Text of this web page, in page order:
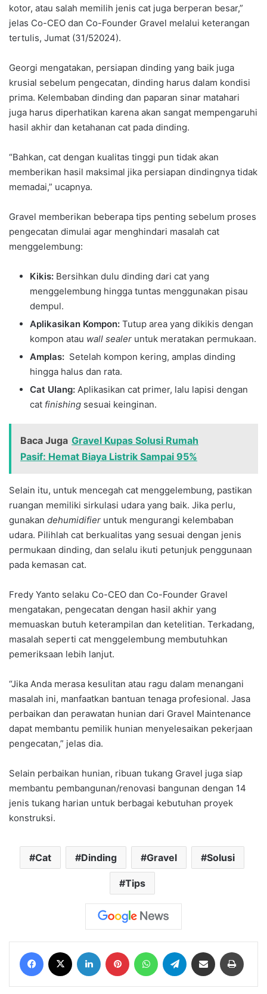
kotor, atau salah memilih jenis cat juga berperan besar,”
jelas Co-CEO dan Co-Founder Gravel melalui keterangan
tertulis, Jumat (31/52024).
Georgi mengatakan, persiapan dinding yang baik juga
krusial sebelum pengecatan, dinding harus dalam kondisi
prima. Kelembaban dinding dan paparan sinar matahari
juga harus diperhatikan karena akan sangat mempengaruhi
hasil akhir dan ketahanan cat pada dinding.
“Bahkan, cat dengan kualitas tinggi pun tidak akan
memberikan hasil maksimal jika persiapan dindingnya tidak
memadai,” ucapnya.
Gravel memberikan beberapa tips penting sebelum proses
pengecatan dimulai agar menghindari masalah cat
menggelembung:
Kikis: Bersihkan dulu dinding dari cat yang
menggelembung hingga tuntas menggunakan pisau
dempul.
Aplikasikan Kompon: Tutup area yang dikikis dengan
kompon atau wall sealer untuk meratakan permukaan.
Amplas: Setelah kompon kering, amplas dinding
hingga halus dan rata.
Cat Ulang: Aplikasikan cat primer, lalu lapisi dengan
cat finishing sesuai keinginan.
Baca Juga Gravel Kupas Solusi Rumah
Pasif: Hemat Biaya Listrik Sampai 95%
Selain itu, untuk mencegah cat menggelembung, pastikan
ruangan memiliki sirkulasi udara yang baik. Jika perlu,
gunakan dehumidifier untuk mengurangi kelembaban
udara. Pilihlah cat berkualitas yang sesuai dengan jenis
permukaan dinding, dan selalu ikuti petunjuk penggunaan
pada kemasan cat.
Fredy Yanto selaku Co-CEO dan Co-Founder Gravel
mengatakan, pengecatan dengan hasil akhir yang
memuaskan butuh keterampilan dan ketelitian. Terkadang,
masalah seperti cat menggelembung membutuhkan
pemeriksaan lebih lanjut.
“Jika Anda merasa kesulitan atau ragu dalam menangani
masalah ini, manfaatkan bantuan tenaga profesional. Jasa
perbaikan dan perawatan hunian dari Gravel Maintenance
dapat membantu pemilik hunian menyelesaikan pekerjaan
pengecatan,” jelas dia.
Selain perbaikan hunian, ribuan tukang Gravel juga siap
membantu pembangunan/renovasi bangunan dengan 14
jenis tukang harian untuk berbagai kebutuhan proyek
konstruksi.
Cat Dinding Gravel Solusi
Tips
Facebook LinkedIn Pinterest WhatsAppTelegram Share via Email